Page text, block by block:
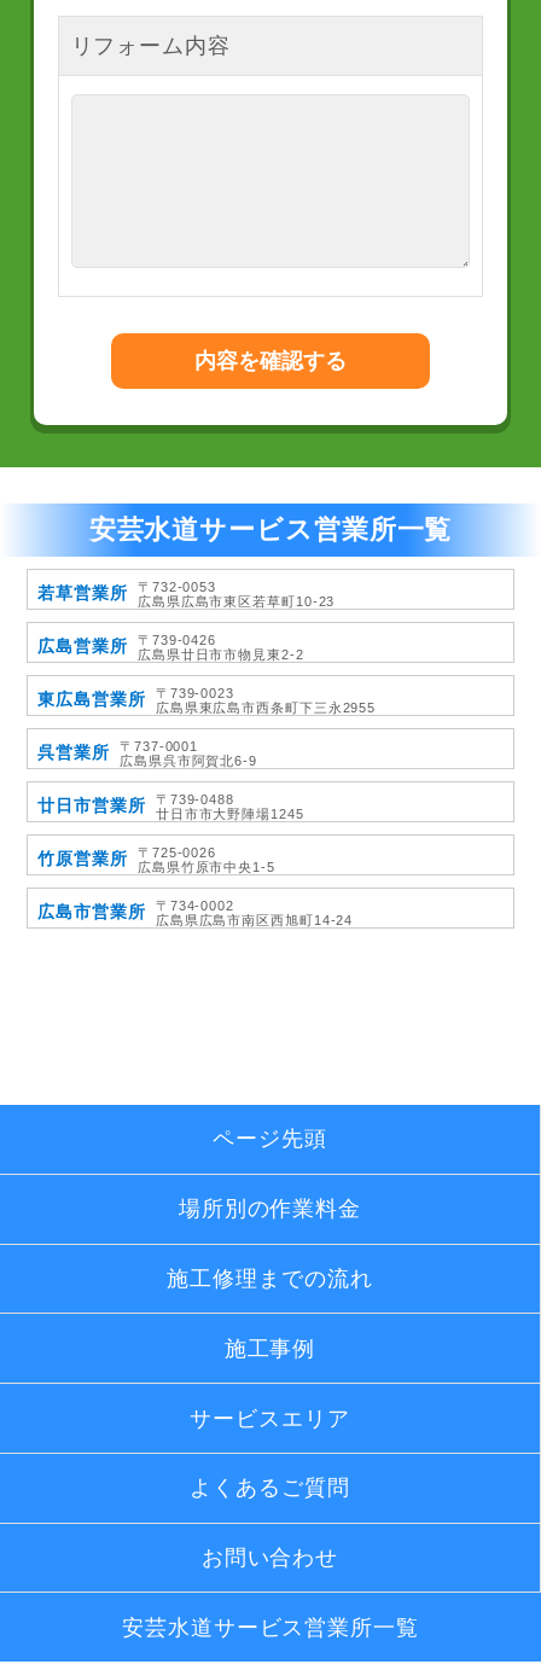
リフォーム内容
安芸水道サービス営業所一覧
若草営業所
〒732-0053
広島県広島市東区若草町10-23
広島営業所
〒739-0426
広島県廿日市市物見東2-2
東広島営業所
〒739-0023
広島県東広島市西条町下三永2955
呉営業所
〒737-0001
広島県呉市阿賀北6-9
廿日市営業所
〒739-0488
廿日市市大野陣場1245
竹原営業所
〒725-0026
広島県竹原市中央1-5
広島市営業所
〒734-0002
広島県広島市南区西旭町14-24
ページ先頭
場所別の作業料金
施工修理までの流れ
施工事例
サービスエリア
よくあるご質問
お問い合わせ
安芸水道サービス営業所一覧